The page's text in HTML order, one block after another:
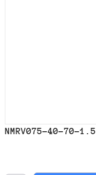
NMRV075-40-70-1.5